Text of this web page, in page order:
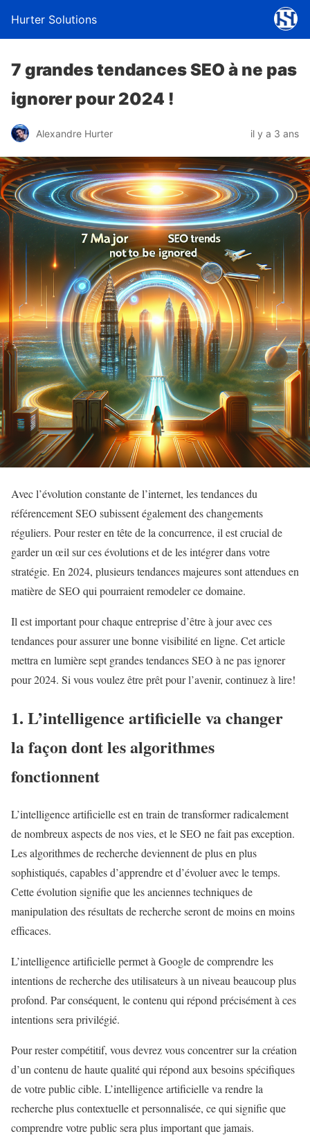
Hurter Solutions
7 grandes tendances SEO à ne pas
ignorer pour 2024 !
Alexandre Hurter il y a 3 ans
Avec l’évolution constante de l’internet, les tendances du
référencement SEO subissent également des changements
réguliers. Pour rester en tête de la concurrence, il est crucial de
garder un œil sur ces évolutions et de les intégrer dans votre
stratégie. En 2024, plusieurs tendances majeures sont attendues en
matière de SEO qui pourraient remodeler ce domaine.
Il est important pour chaque entreprise d’être à jour avec ces
tendances pour assurer une bonne visibilité en ligne. Cet article
mettra en lumière sept grandes tendances SEO à ne pas ignorer
pour 2024. Si vous voulez être prêt pour l’avenir, continuez à lire!
1. L’intelligence artificielle va changer
la façon dont les algorithmes
fonctionnent
L’intelligence artificielle est en train de transformer radicalement
de nombreux aspects de nos vies, et le SEO ne fait pas exception.
Les algorithmes de recherche deviennent de plus en plus
sophistiqués, capables d’apprendre et d’évoluer avec le temps.
Cette évolution signifie que les anciennes techniques de
manipulation des résultats de recherche seront de moins en moins
efficaces.
L’intelligence artificielle permet à Google de comprendre les
intentions de recherche des utilisateurs à un niveau beaucoup plus
profond. Par conséquent, le contenu qui répond précisément à ces
intentions sera privilégié.
Pour rester compétitif, vous devrez vous concentrer sur la création
d’un contenu de haute qualité qui répond aux besoins spécifiques
de votre public cible. L’intelligence artificielle va rendre la
recherche plus contextuelle et personnalisée, ce qui signifie que
comprendre votre public sera plus important que jamais.